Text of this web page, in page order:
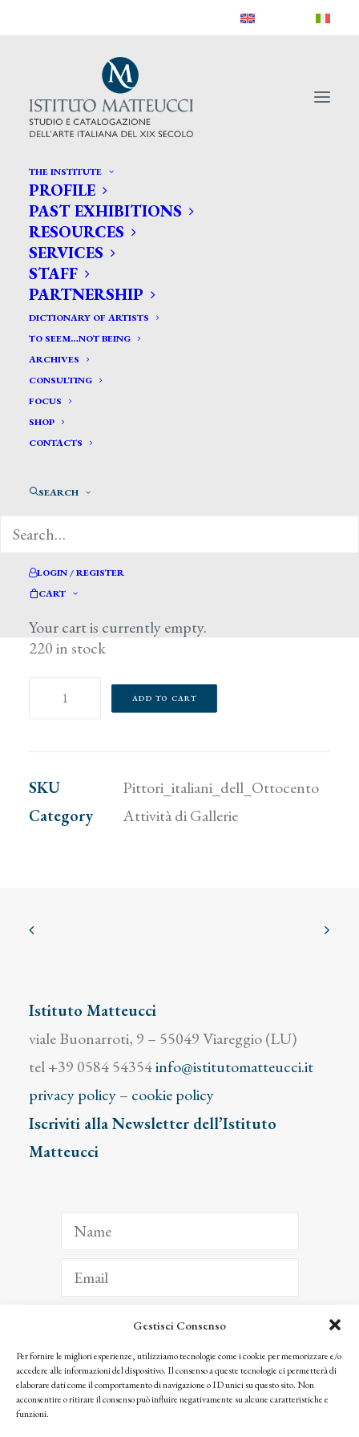
Gestisci Consenso
Per fornire le migliori esperienze, utilizziamo tecnologie come i cookie per memorizzare e/o
accedere alle informazioni del dispositivo. Il consenso a queste tecnologie ci permetterà di
elaborare dati come il comportamento di navigazione o ID unici su questo sito. Non
acconsentire o ritirare il consenso può influire negativamente su alcune caratteristiche e
funzioni.
THE INSTITUTE
PROFILE
PAST EXHIBITIONS
RESOURCES
SERVICES
STAFF
PARTNERSHIP
DICTIONARY OF ARTISTS
TO SEEM…NOT BEING
ARCHIVES
CONSULTING
FOCUS
SHOP
CONTACTS
SEARCH
LOGIN / REGISTER
CART
Your cart is currently empty.
220 in stock
Pittori
ADD TO CART
SKU
Pittori_italiani_dell_Ottocento
Category
Attività di Gallerie
Istituto Matteucci
viale Buonarroti, 9 – 55049 Viareggio (LU)
tel +39 0584 54354info@istitutomatteucci.it
privacy policy– cookie policy
Iscriviti alla Newsletter dell’Istituto
Matteucci
ISCRIVITI
Facendo clic per iscriverti, riconosci che le tue informazioni saranno trattate
seguendo la nostra Privacy Policy
© 2025 Istituto Matteucci. All right reserved